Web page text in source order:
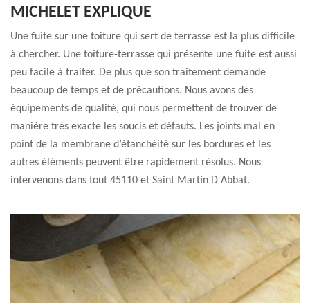
MICHELET EXPLIQUE
Une fuite sur une toiture qui sert de terrasse est la plus difficile
à chercher. Une toiture-terrasse qui présente une fuite est aussi
peu facile à traiter. De plus que son traitement demande
beaucoup de temps et de précautions. Nous avons des
équipements de qualité, qui nous permettent de trouver de
manière très exacte les soucis et défauts. Les joints mal en
point de la membrane d’étanchéité sur les bordures et les
autres éléments peuvent être rapidement résolus. Nous
intervenons dans tout 45110 et Saint Martin D Abbat.